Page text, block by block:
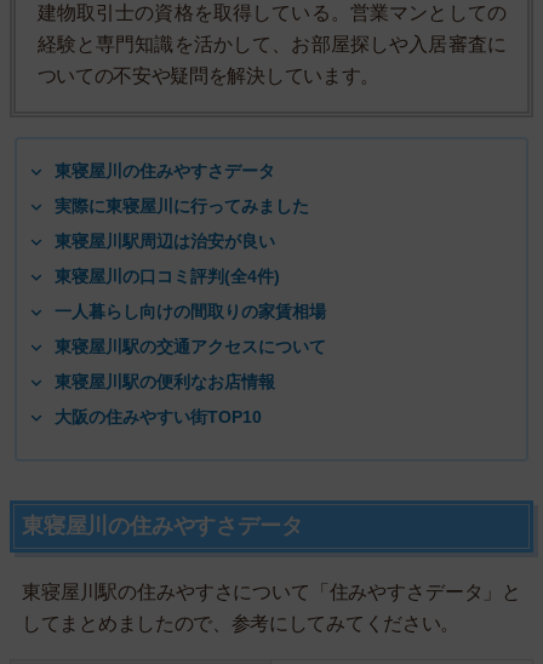
建物取引士の資格を取得している。営業マンとしての
経験と専門知識を活かして、お部屋探しや入居審査に
ついての不安や疑問を解決しています。
東寝屋川の住みやすさデータ
実際に東寝屋川に行ってみました
東寝屋川駅周辺は治安が良い
東寝屋川の口コミ評判(全4件)
一人暮らし向けの間取りの家賃相場
東寝屋川駅の交通アクセスについて
東寝屋川駅の便利なお店情報
大阪の住みやすい街TOP10
東寝屋川の住みやすさデータ
東寝屋川駅の住みやすさについて「住みやすさデータ」と
してまとめましたので、参考にしてみてください。